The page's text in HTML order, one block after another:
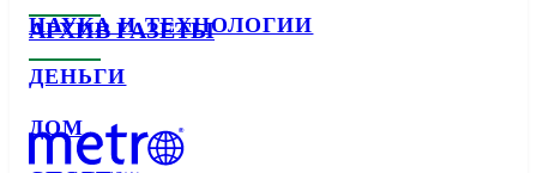
НАУКА И ТЕХНОЛОГИИ
ДЕНЬГИ
ДОМ
АРХИВ ГАЗЕТЫ